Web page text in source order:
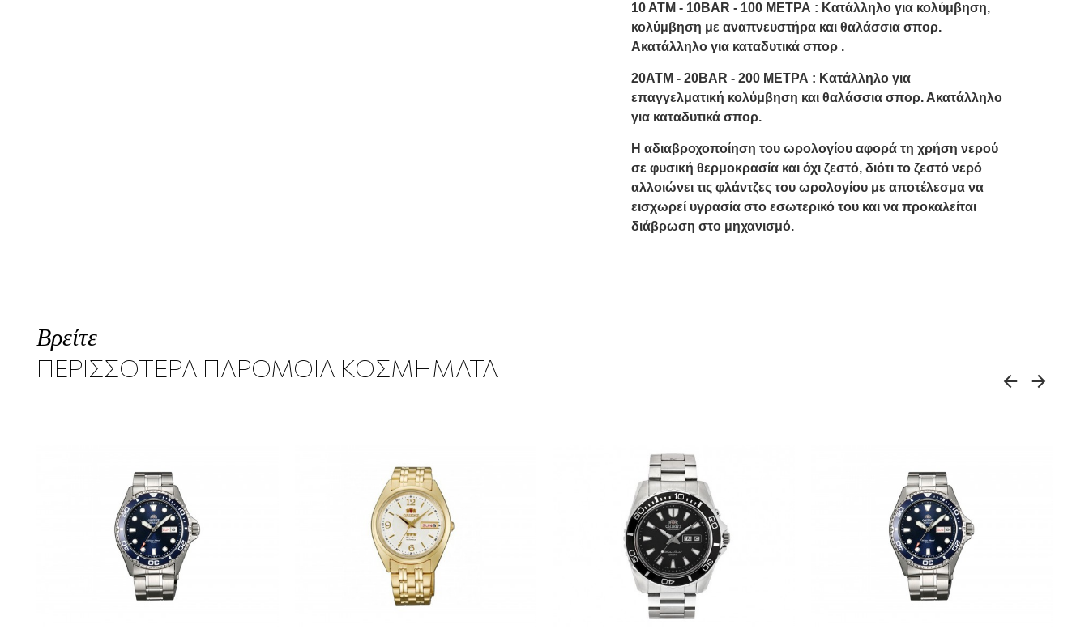
10 ΑΤΜ - 10BAR - 100 ΜΕΤΡΑ : Κατάλληλο για κολύμβηση,
κολύμβηση με αναπνευστήρα και θαλάσσια σπορ.
Ακατάλληλο για καταδυτικά σπορ .
20ΑΤΜ - 20BAR - 200 ΜΕΤΡΑ : Κατάλληλο για
επαγγελματική κολύμβηση και θαλάσσια σπορ. Ακατάλληλο
για καταδυτικά σπορ.
Η αδιαβροχοποίηση του ωρολογίου αφορά τη χρήση νερού
σε φυσική θερμοκρασία και όχι ζεστό, διότι το ζεστό νερό
αλλοιώνει τις φλάντζες του ωρολογίου με αποτέλεσμα να
εισχωρεί υγρασία στο εσωτερικό του και να προκαλείται
διάβρωση στο μηχανισμό.
Βρείτε
ΠΕΡΙΣΣΟΤΕΡΑ ΠΑΡΟΜΟΙΑ ΚΟΣΜΗΜΑΤΑ